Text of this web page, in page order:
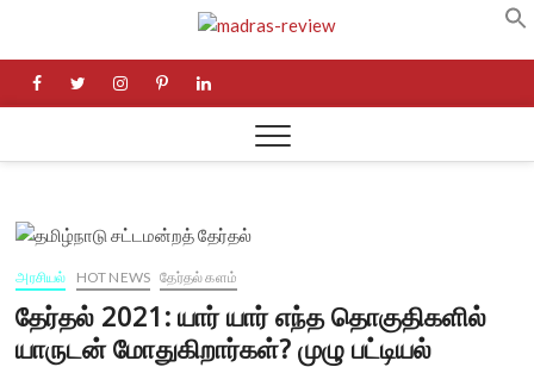
content
Madras
Review
MEDIA
facebooktwitterinstagrampinterestlinkedin
அரசியல் HOT NEWS தேர்தல் களம்
தேர்தல் 2021: யார் யார் எந்த தொகுதிகளில்
யாருடன் மோதுகிறார்கள்? முழு பட்டியல்